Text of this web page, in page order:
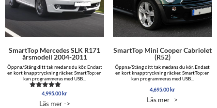
SmartTop Mercedes SLK R171
årsmodell 2004-2011
Öppna/Stäng ditt tak medans du kör. Endast
en kort knapptryckning räcker. SmartTop:en
kan programmeras med USB...
Betygsatt
av 5
4,995.00kr
Läs mer ->
SmartTop Mini Cooper Cabriolet
(R52)
Öppna/Stäng ditt tak medans du kör. Endast
en kort knapptryckning räcker. SmartTop:en
kan programmeras med USB...
4,695.00kr
Läs mer ->